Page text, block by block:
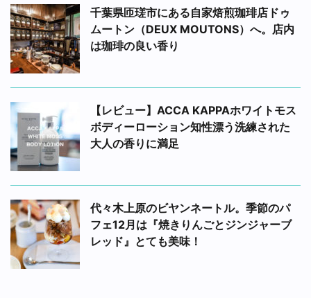
千葉県匝瑳市にある自家焙煎珈琲店ドゥ
ムートン（DEUX MOUTONS）へ。店内
は珈琲の良い香り
【レビュー】ACCA KAPPAホワイトモス
ボディーローション知性漂う洗練された
大人の香りに満足
代々木上原のビヤンネートル。季節のパ
フェ12月は『焼きりんごとジンジャーブ
レッド』とても美味！